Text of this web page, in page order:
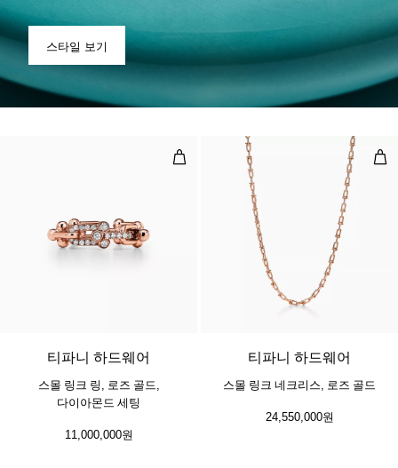
스타일 보기
스몰 링크 링, 로즈 골드, 다이아몬
3 소재
티파니 하드웨어
스몰 링크 링, 로즈 골드,
다이아몬드 세팅
11,000,000원
스
티파니 하드웨어
스몰 링크 네크리스, 로즈 골드
24,550,000원